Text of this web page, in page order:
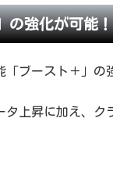
の強化が可能！
「ブースト＋」の
タ上昇に加え、ク